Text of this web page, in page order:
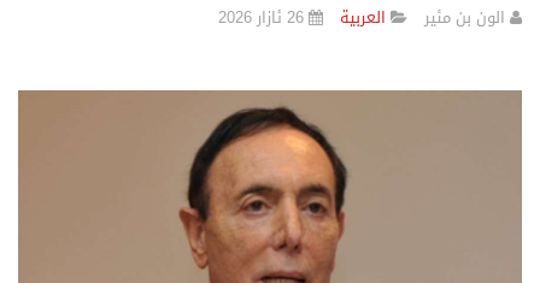
الون بن مئير العربیة 26 ئازار 2026